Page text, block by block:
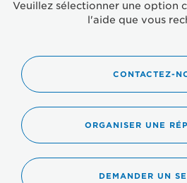
Veuillez sélectionner une option
l'aide que vous
CONTACTEZ-
ORGANISER UNE
DEMANDER UN